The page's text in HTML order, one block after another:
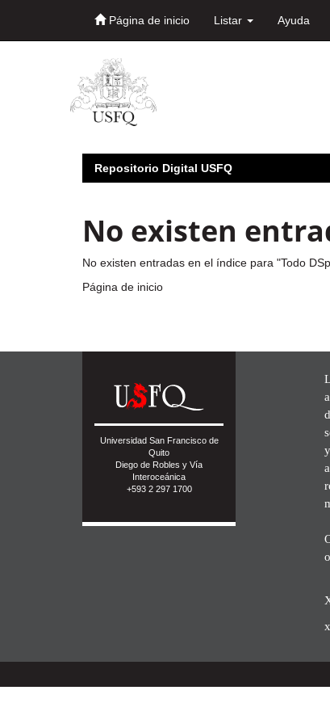
Página de inicio Listar Ayuda
Repositorio Digital USFQ
No existen
No existen entradas en el índice para "Todo
Página de inicio
Universidad San Francisco de
Quito
Diego de Robles y Vía
Interoceánica
+593 2 297 1700